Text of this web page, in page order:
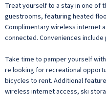
Treat yourself to a stay in one of
guestrooms, featuring heated
Complimentary wireless internet
connected. Conveniences
Take time to pamper yourself
re looking for recreational
bicycles to rent. Additional
wireless internet access, ski